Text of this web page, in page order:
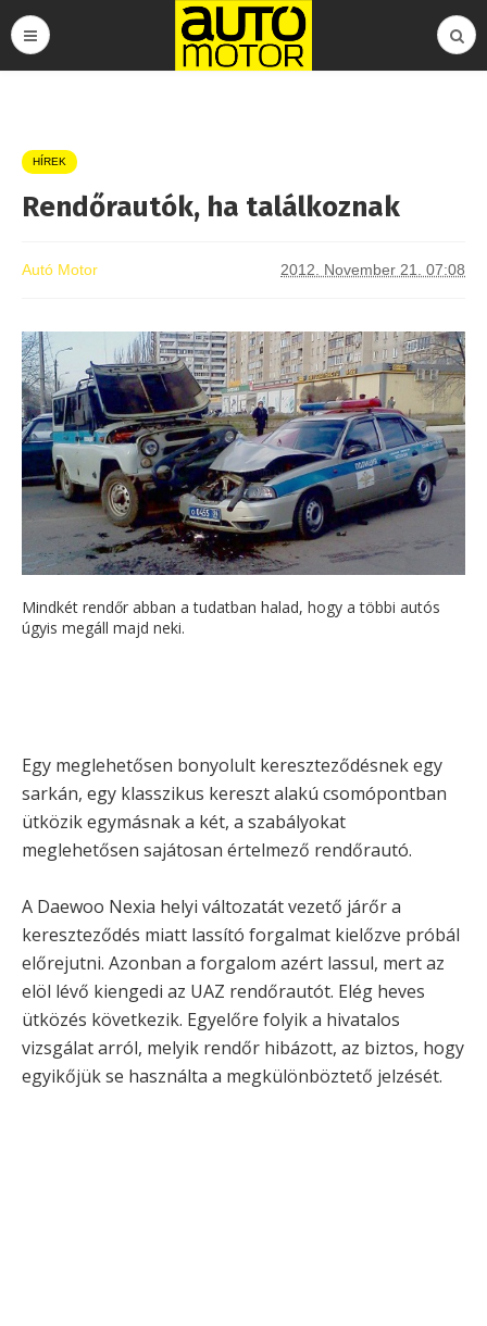
HÍREK
Rendőrautók, ha találkoznak
Autó Motor 2012. November 21. 07:08
Mindkét rendőr abban a tudatban halad, hogy a többi autós
úgyis megáll majd neki.
Egy meglehetősen bonyolult kereszteződésnek egy
sarkán, egy klasszikus kereszt alakú csomópontban
ütközik egymásnak a két, a szabályokat
meglehetősen sajátosan értelmező rendőrautó.
A Daewoo Nexia helyi változatát vezető járőr a
kereszteződés miatt lassító forgalmat kielőzve próbál
előrejutni. Azonban a forgalom azért lassul, mert az
elöl lévő kiengedi az UAZ rendőrautót. Elég heves
ütközés következik. Egyelőre folyik a hivatalos
vizsgálat arról, melyik rendőr hibázott, az biztos, hogy
egyikőjük se használta a megkülönböztető jelzését.